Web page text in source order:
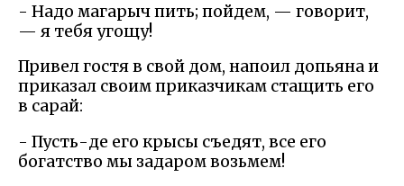
- Надо магарыч пить; пойдем, — говорит,
— я тебя угощу!
Привел гостя в свой дом, напоил допьяна и
приказал своим приказчикам стащить его
в сарай:
- Пусть-де его крысы съедят, все его
богатство мы задаром возьмем!